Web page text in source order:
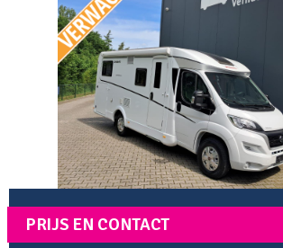
PRIJS EN CONTACT